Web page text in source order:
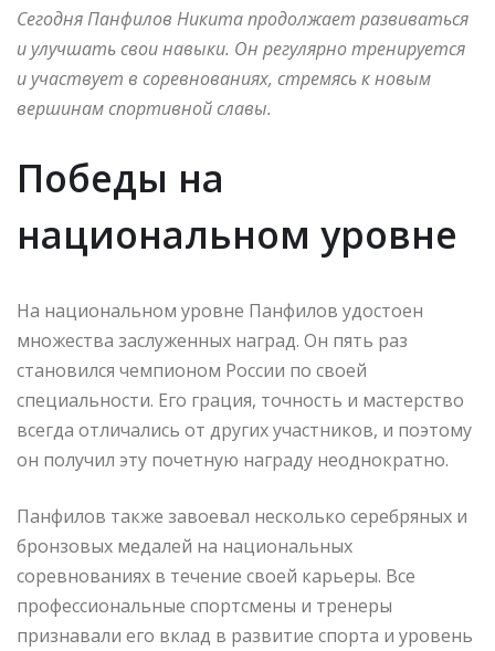
Сегодня Панфилов Никита продолжает развиваться
и улучшать свои навыки. Он регулярно тренируется
и участвует в соревнованиях, стремясь к новым
вершинам спортивной славы.
Победы на
национальном уровне
На национальном уровне Панфилов удостоен
множества заслуженных наград. Он пять раз
становился чемпионом России по своей
специальности. Его грация, точность и мастерство
всегда отличались от других участников, и поэтому
он получил эту почетную награду неоднократно.
Панфилов также завоевал несколько серебряных и
бронзовых медалей на национальных
соревнованиях в течение своей карьеры. Все
профессиональные спортсмены и тренеры
признавали его вклад в развитие спорта и уровень